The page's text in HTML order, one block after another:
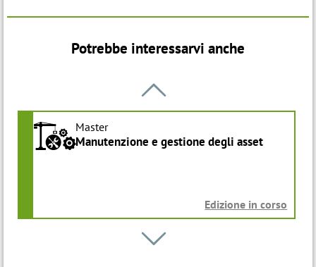
Potrebbe interessarvi anche

aMaster
Manutenzione e gestione degli asset
Edizione in corso
